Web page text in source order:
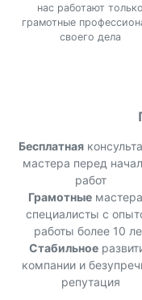
нас работают только
грамотные
своего дела
Бесплатная
мастера перед
работ
Грамотные
специалисты с
работы более 10
Стабильное
компании и
репутация